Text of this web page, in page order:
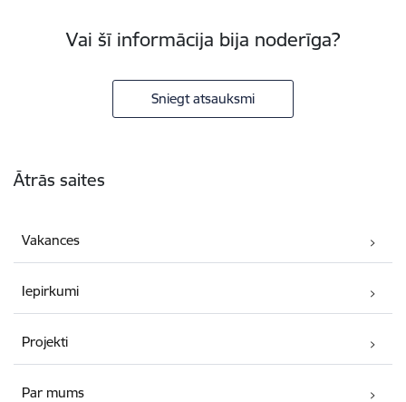
Vai šī informācija bija noderīga?
Sniegt atsauksmi
Ātrās saites
Vakances
Iepirkumi
Projekti
Par mums